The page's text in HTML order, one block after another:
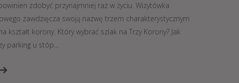
zdobyć przynajmniej raz w życiu. Wizytówka
zawdzięcza swoją nazwę trzem charakterystycznym
kształt korony. Który wybrać szlak na Trzy Korony? Jak
parking u stóp...